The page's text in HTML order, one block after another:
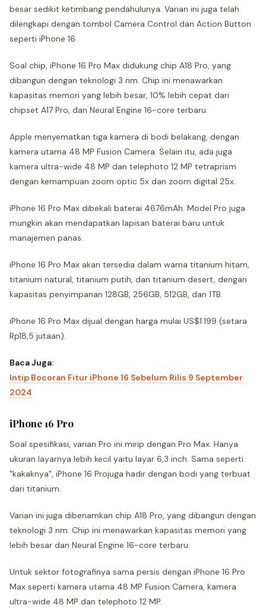
besar sedikit ketimbang pendahulunya. Varian ini juga telah
dilengkapi dengan tombol Camera Control dan Action Button
seperti iPhone 16.
Soal chip, iPhone 16 Pro Max didukung chip A18 Pro, yang
dibangun dengan teknologi 3 nm. Chip ini menawarkan
kapasitas memori yang lebih besar, 10% lebih cepat dari
chipset A17 Pro, dan Neural Engine 16-core terbaru.
Apple menyematkan tiga kamera di bodi belakang, dengan
kamera utama 48 MP Fusion Camera. Selain itu, ada juga
kamera ultra-wide 48 MP dan telephoto 12 MP tetraprism
dengan kemampuan zoom optic 5x dan zoom digital 25x.
iPhone 16 Pro Max dibekali baterai 4676mAh. Model Pro juga
mungkin akan mendapatkan lapisan baterai baru untuk
manajemen panas.
iPhone 16 Pro Max akan tersedia dalam warna titanium hitam,
titanium natural, titanium putih, dan titanium desert, dengan
kapasitas penyimpanan 128GB, 256GB, 512GB, dan 1TB.
iPhone 16 Pro Max dijual dengan harga mulai US$1.199 (setara
Rp18,5 jutaan).
Baca Juga:
Intip Bocoran Fitur iPhone 16 Sebelum Rilis 9 September
2024
iPhone 16 Pro
Soal spesifikasi, varian Pro ini mirip dengan Pro Max. Hanya
ukuran layarnya lebih kecil yaitu layar 6,3 inch. Sama seperti
"kakaknya", iPhone 16 Projuga hadir dengan bodi yang terbuat
dari titanium.
Varian ini juga dibenamkan chip A18 Pro, yang dibangun dengan
teknologi 3 nm. Chip ini menawarkan kapasitas memori yang
lebih besar dan Neural Engine 16-core terbaru.
Untuk sektor fotografinya sama persis dengan iPhone 16 Pro
Max seperti kamera utama 48 MP Fusion Camera, kamera
ultra-wide 48 MP dan telephoto 12 MP.